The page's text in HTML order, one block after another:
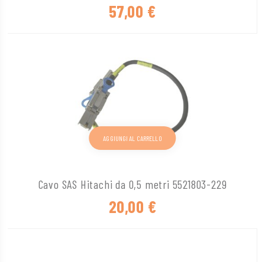
57,00 €
Cavo SAS Hitachi da 0,5 metri 5521803-229
20,00 €
AGGIUNGI AL CARRELLO